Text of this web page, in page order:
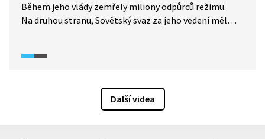
Během jeho vlády zemřely miliony odpůrců režimu.
Na druhou stranu, Sovětský svaz za jeho vedení měl
Své obdivovatele má Stalin dodnes, a to nejen v zemích
Další videa